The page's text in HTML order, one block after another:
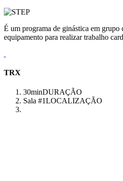
É um programa de ginástica em grupo
equipamento para realizar trabalho
TRX
30minDURAÇÃO
Sala #1LOCALIZAÇÃO